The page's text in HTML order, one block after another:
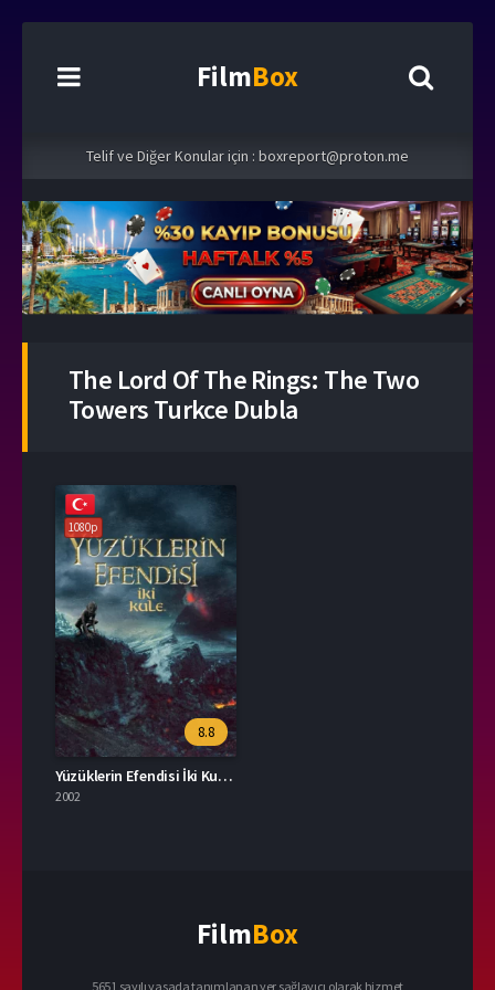
FilmBox
Telif ve Diğer Konular için : boxreport@proton.me
The Lord Of The Rings: The Two
Towers Turkce Dubla
1080p
8.8
Yüzüklerin Efendisi İki Kule 2002 – The Lord of the Rings: The Two Towers 1080p Turkce Dublaj izle
2002
FilmBox
5651 sayılı yasada tanımlanan yer sağlayıcı olarak hizmet